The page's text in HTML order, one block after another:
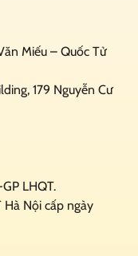
Miếu – Quốc Tử
179 Nguyễn Cư
LHQT.
Hà Nội cấp ngày